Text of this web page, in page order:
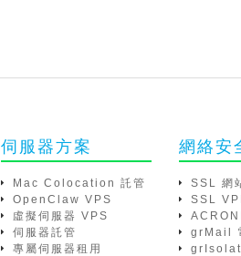
伺服器方案
Mac Colocation 託管
OpenClaw VPS
虛擬伺服器 VPS
伺服器託管
專屬伺服器租用
網絡安
SSL 網
SSL
grMail